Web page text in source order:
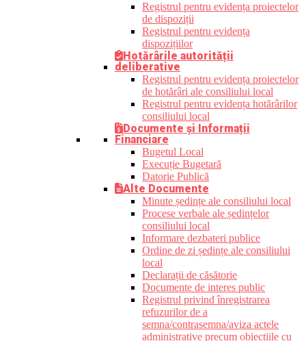
Registrul pentru evidența proiectelor
de dispoziții
Registrul pentru evidența
dispozițiilor
Hotărârile autorității
deliberative
Registrul pentru evidența proiectelor
de hotărâri ale consiliului local
Registrul pentru evidența hotărârilor
consiliului local
Documente și Informații
Financiare
Bugetul Local
Execuție Bugetară
Datorie Publică
Alte Documente
Minute ședințe ale consiliului local
Procese verbale ale ședințelor
consiliului local
Informare dezbateri publice
Ordine de zi ședințe ale consiliului
local
Declarații de căsătorie
Documente de interes public
Registrul privind înregistrarea
refuzurilor de a
semna/contrasemna/aviza actele
administrative precum obiecțiile cu